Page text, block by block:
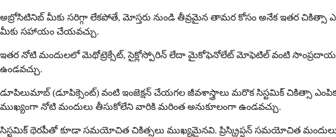
అబ్రోసిటినిబ్ మీకు సరిగ్గా లేకపోతే, మోస్తరు నుండి తీవ్రమైన తామర కోసం అనేక ఇతర
మీకు సహాయం చేయవచ్చు.
ఇతర నోటి మందులలో మెథోట్రెక్సేట్, సైక్లోస్పోరిన్ లేదా మైకోఫెనోలేట్ మోఫెటిల్ వంటి సాంప్రదాయ
ఉండవచ్చు.
డూపిలుమాబ్ (డూపిక్సెంట్) వంటి ఇంజెక్షన్ చేయగల జీవశాస్త్రాలు మరొక సిస్టమిక్ చికిత్సా
ముఖ్యంగా నోటి మందులు తీసుకోలేని వారికి మరింత అనుకూలంగా ఉండవచ్చు.
సిస్టమిక్ థెరపీతో కూడా సమయోచిత చికిత్సలు ముఖ్యమైనవి. ప్రిస్క్రిప్షన్ సమయోచిత